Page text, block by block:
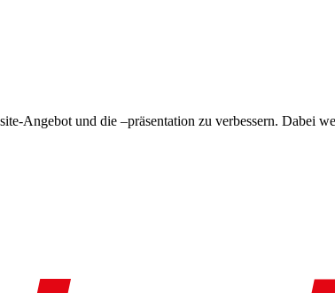
Angebot und die –präsentation zu verbessern. Dabei